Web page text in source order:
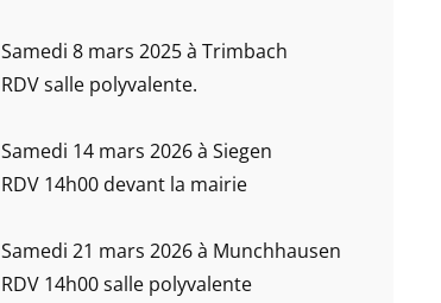
Samedi 8 mars 2025 à Trimbach
RDV salle polyvalente.
Samedi 14 mars 2026 à Siegen
RDV 14h00 devant la mairie
Samedi 21 mars 2026 à Munchhausen
RDV 14h00 salle polyvalente